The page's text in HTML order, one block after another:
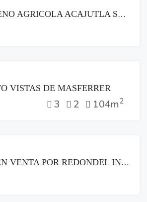
VENTA TERRENO AGRICOLA ACAJUTLA SONSONATE CON HACIENDA GANADERA
VISTAS DE MASFERRER
3 2 104m2
OFIBODEGA EN VENTA POR REDONDEL INTEGRACIÓN ALQUILADA